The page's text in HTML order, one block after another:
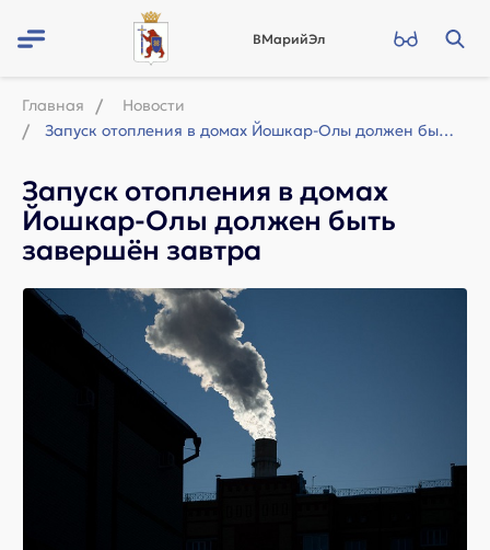
ВМарийЭл
Главная
Новости
Запуск отопления в домах Йошкар-Олы должен быть завершён завтра
Запуск отопления в домах
Йошкар-Олы должен быть
завершён завтра